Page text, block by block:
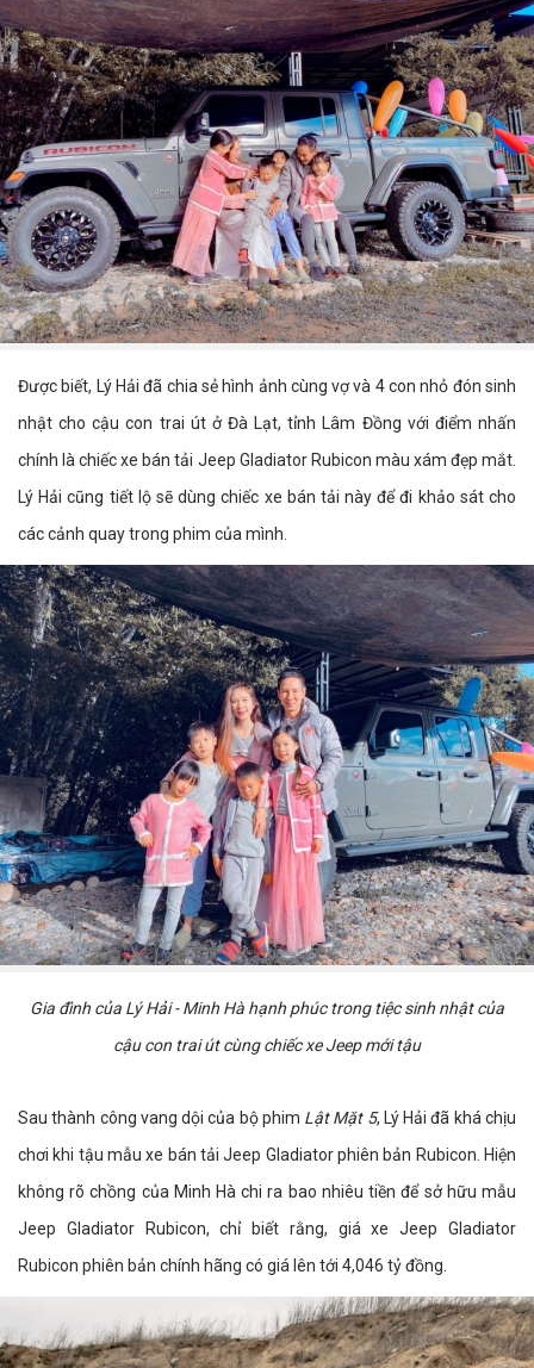
Được biết, Lý Hải đã chia sẻ hình ảnh cùng vợ và 4 con nhỏ đón sinh
nhật cho cậu con trai út ở Đà Lạt, tỉnh Lâm Đồng với điểm nhấn
chính là chiếc xe bán tải Jeep Gladiator Rubicon màu xám đẹp mắt.
Lý Hải cũng tiết lộ sẽ dùng chiếc xe bán tải này để đi khảo sát cho
các cảnh quay trong phim của mình.
Gia đình của Lý Hải - Minh Hà hạnh phúc trong tiệc sinh nhật của
cậu con trai út cùng chiếc xe Jeep mới tậu
Sau thành công vang dội của bộ phim Lật Mặt 5, Lý Hải đã khá chịu
chơi khi tậu mẫu xe bán tải Jeep Gladiator phiên bản Rubicon. Hiện
không rõ chồng của Minh Hà chi ra bao nhiêu tiền để sở hữu mẫu
Jeep Gladiator Rubicon, chỉ biết rằng, giá xe Jeep Gladiator
Rubicon phiên bản chính hãng có giá lên tới 4,046 tỷ đồng.